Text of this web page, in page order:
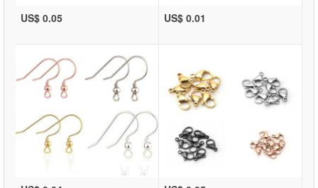
US$ 0.05 US$ 0.01